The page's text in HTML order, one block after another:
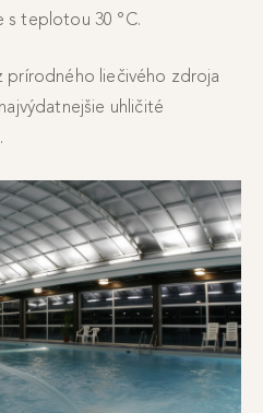
s teplotou 30 °C.
prírodného liečivého zdroja
uhličité